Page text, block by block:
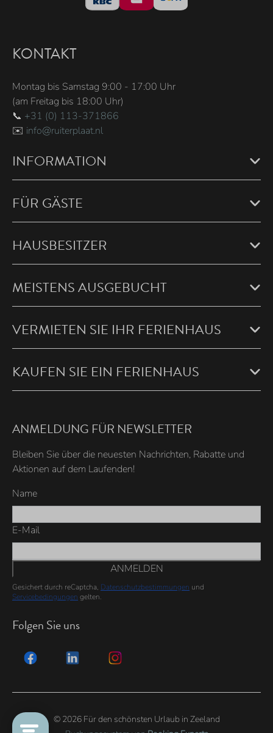
KONTAKT
Montag bis Samstag 9:00 - 17:00 Uhr
(am Freitag bis 18:00 Uhr)
📞 +31 (0) 113-371866
✉️ info@ruiterplaat.nl
INFORMATION
FÜR GÄSTE
HAUSBESITZER
MEISTENS AUSGEBUCHT
VERMIETEN SIE IHR FERIENHAUS
KAUFEN SIE EIN FERIENHAUS
ANMELDUNG FÜR NEWSLETTER
Bleiben Sie über die neuesten Nachrichten, Rabatte und
Aktionen auf dem Laufenden!
Name
E-Mail
ANMELDEN
Gesichert durch reCaptcha, Datenschutzbestimmungen und
Servicebedingungen gelten.
Folgen Sie uns
© 2026 Für den schönsten Urlaub in Zeeland